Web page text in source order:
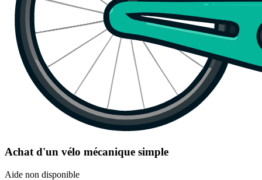
Achat d'un vélo mécanique simple
Aide non disponible